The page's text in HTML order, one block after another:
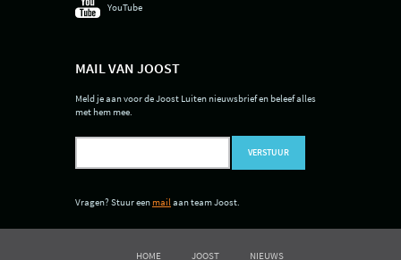
YouTube
MAIL VAN JOOST
Meld je aan voor de Joost Luiten nieuwsbrief en beleef alles
met hem mee.
VERSTUUR
Vragen? Stuur een mail aan team Joost.
HOME JOOST NIEUWS